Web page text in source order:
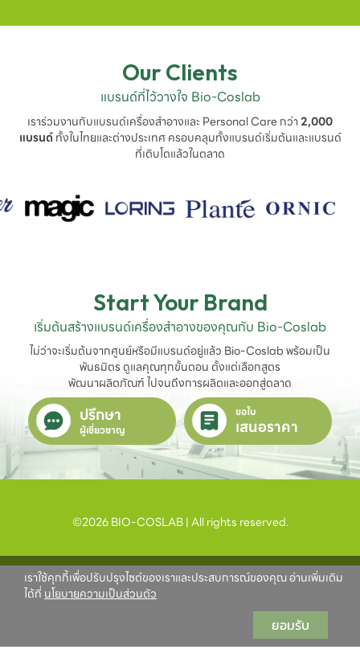
Our Clients
แบรนด์ที่ไว้วางใจ Bio-Coslab
เราร่วมงานกับแบรนด์เครื่องสำอางและ Personal Care กว่า2,000
แบรนด์ทั้งในไทยและต่างประเทศ ครอบคลุมทั้งแบรนด์เริ่มต้นและแบรนด์
ที่เติบโตแล้วในตลาด
Start Your Brand
เริ่มต้นสร้างแบรนด์เครื่องสำอางของคุณกับ Bio-Coslab
ไม่ว่าจะเริ่มต้นจากศูนย์หรือมีแบรนด์อยู่แล้ว Bio-Coslab พร้อมเป็น
พันธมิตร ดูแลคุณทุกขั้นตอน ตั้งแต่เลือกสูตร
พัฒนาผลิตภัณฑ์ ไปจนถึงการผลิตและออกสู่ตลาด
ปรึกษา
ผู้เชี่ยวชาญ
ขอใบ
เสนอราคา
©2026 BIO-COSLAB | All rights reserved.
เราใช้คุกกี้เพื่อปรับปรุงไซต์ของเราและประสบการณ์ของคุณ อ่านเพิ่มเติม
ได้ที่ นโยบายความเป็นส่วนตัว
ยอมรับ